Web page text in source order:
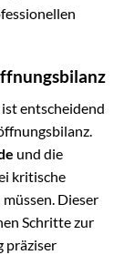
entscheidend
und die
kritische
Dieser
Schritte zur
präziser